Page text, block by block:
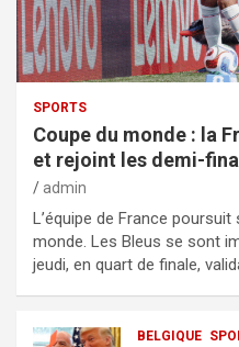
SPORTS
Coupe du monde : la
et rejoint les demi-
admin
L’équipe de France
monde. Les Bleus se sont
jeudi, en quart de finale,
BELGIQUE